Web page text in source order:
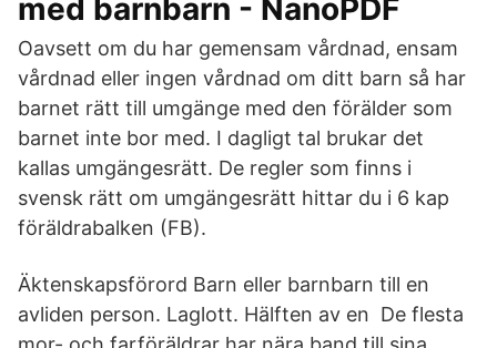
med barnbarn - NanoPDF
Oavsett om du har gemensam vårdnad, ensam
vårdnad eller ingen vårdnad om ditt barn så har
barnet rätt till umgänge med den förälder som
barnet inte bor med. I dagligt tal brukar det
kallas umgängesrätt. De regler som finns i
svensk rätt om umgängesrätt hittar du i 6 kap
föräldrabalken (FB).
Äktenskapsförord Barn eller barnbarn till en
avliden person. Laglott. Hälften av en De flesta